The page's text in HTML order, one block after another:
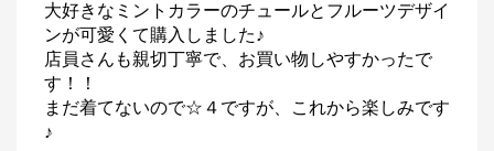
大好きなミントカラーのチュールとフルーツデザイ
ンが可愛くて購入しました♪
店員さんも親切丁寧で、お買い物しやすかったで
す！！
まだ着てないので☆４ですが、これから楽しみです
♪